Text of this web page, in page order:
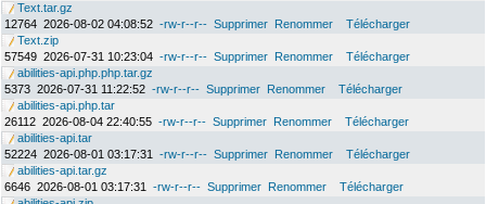
Text.tar.gz
12764 2026-08-02 04:08:52 -rw-r--r-- Supprimer Renommer
Télécharger
Text.zip
57549 2026-07-31 10:23:04 -rw-r--r-- Supprimer Renommer
Télécharger
abilities-api.php.php.tar.gz
5373 2026-07-31 11:22:52 -rw-r--r-- Supprimer Renommer
Télécharger
abilities-api.php.tar
26112 2026-08-04 22:40:55 -rw-r--r-- Supprimer Renommer
Télécharger
abilities-api.tar
52224 2026-08-01 03:17:31 -rw-r--r-- Supprimer Renommer
Télécharger
abilities-api.tar.gz
6646 2026-08-01 03:17:31 -rw-r--r-- Supprimer Renommer
Télécharger